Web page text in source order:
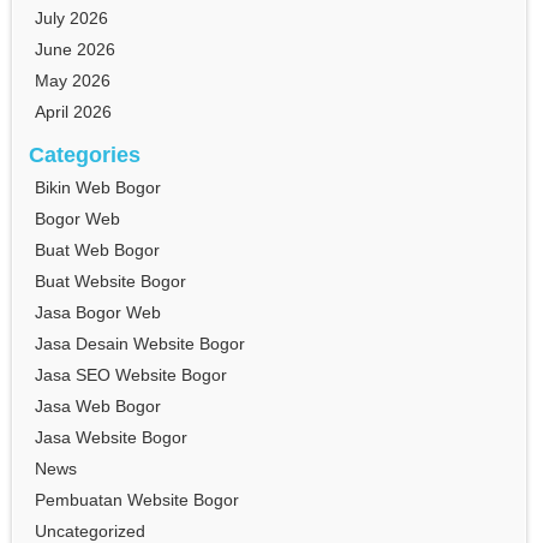
July 2026
June 2026
May 2026
April 2026
Categories
Bikin Web Bogor
Bogor Web
Buat Web Bogor
Buat Website Bogor
Jasa Bogor Web
Jasa Desain Website Bogor
Jasa SEO Website Bogor
Jasa Web Bogor
Jasa Website Bogor
News
Pembuatan Website Bogor
Uncategorized